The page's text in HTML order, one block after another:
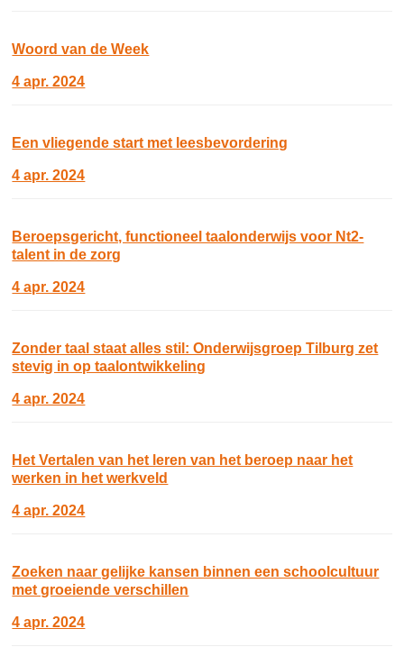
Woord van de Week
4 apr. 2024
Een vliegende start met leesbevordering
4 apr. 2024
Beroepsgericht, functioneel taalonderwijs voor Nt2-
talent in de zorg
4 apr. 2024
Zonder taal staat alles stil: Onderwijsgroep Tilburg zet
stevig in op taalontwikkeling
4 apr. 2024
Het Vertalen van het leren van het beroep naar het
werken in het werkveld
4 apr. 2024
Zoeken naar gelijke kansen binnen een schoolcultuur
met groeiende verschillen
4 apr. 2024